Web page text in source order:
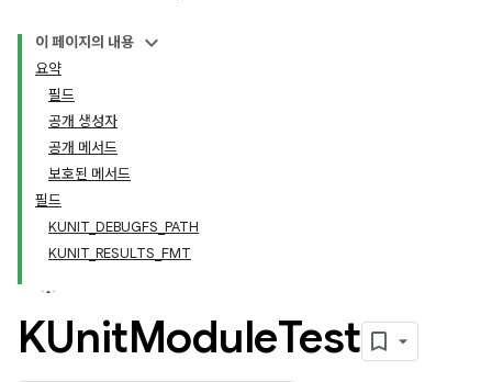
이 페이지의 내용
요약
필드
공개 생성자
공개 메서드
보호된 메서드
필드
KUNIT_DEBUGFS_PATH
KUNIT_RESULTS_FMT
KUnitModuleTest